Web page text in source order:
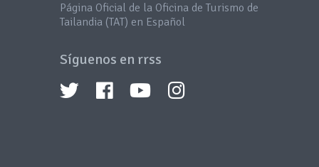
Página Oficial de la Oficina de Turismo de
Tailandia (TAT) en Español
Síguenos en rrss